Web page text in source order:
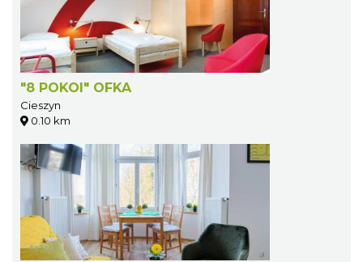
"8 POKOI" OFKA
Cieszyn
0.10 km